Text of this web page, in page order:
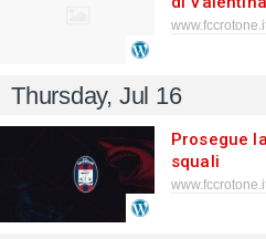
Thursday, Jul 16
Prosegue
squali